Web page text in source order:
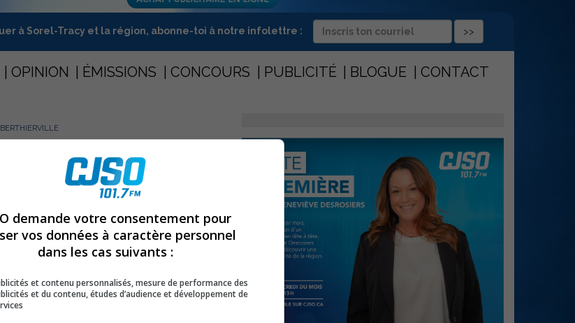
à Sorel-Tracy et la région, abonne-toi à notre infolettre :
OPINION ÉMISSIONS CONCOURS PUBLICITÉ BLOGUE CONTACT
à Berthierville
de Valcartier, dans la région de
13 janvier.
de 6 à 10 véhicules chacun. Les 10 à 12
demande votre consentement pour
vos données à caractère personnel
dans les cas suivants :
et contenu personnalisés, mesure de performance des
et du contenu, études d’audience et développement de